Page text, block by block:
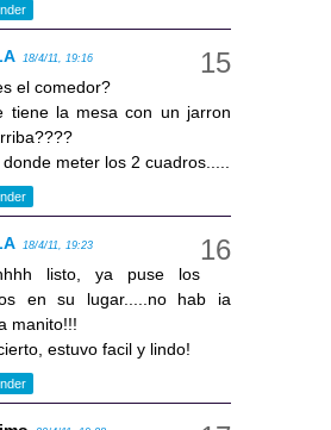
18/4/11, 19:16
el comedor?
tiene la mesa con un jarron
donde meter los 2 cuadros.....
18/4/11, 19:23
listo, ya puse los
en su lugar.....no hab ia
manito!!!
estuvo facil y lindo!